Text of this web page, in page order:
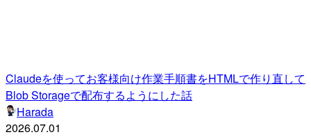
Claudeを使ってお客様向け作業手順書をHTMLで作り直して
Blob Storageで配布するようにした話
Harada
2026.07.01